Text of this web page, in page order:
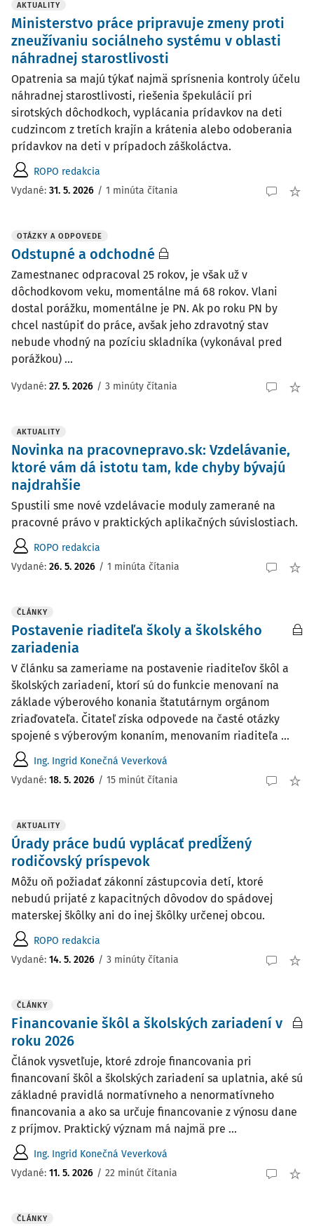
AKTUALITY
Ministerstvo práce pripravuje zmeny proti
zneužívaniu sociálneho systému v oblasti
náhradnej starostlivosti
Opatrenia sa majú týkať najmä sprísnenia kontroly účelu
náhradnej starostlivosti, riešenia špekulácií pri
sirotských dôchodkoch, vyplácania prídavkov na deti
cudzincom z tretích krajín a krátenia alebo odoberania
prídavkov na deti v prípadoch záškoláctva.
ROPO redakcia
Vydané: 31. 5. 2026 / 1 minúta čítania
OTÁZKY A ODPOVEDE
Odstupné a odchodné
Zamestnanec odpracoval 25 rokov, je však už v
dôchodkovom veku, momentálne má 68 rokov. Vlani
dostal porážku, momentálne je PN. Ak po roku PN by
chcel nastúpiť do práce, avšak jeho zdravotný stav
nebude vhodný na pozíciu skladníka (vykonával pred
porážkou) ...
Vydané: 27. 5. 2026 / 3 minúty čítania
AKTUALITY
Novinka na pracovnepravo.sk: Vzdelávanie,
ktoré vám dá istotu tam, kde chyby bývajú
najdrahšie
Spustili sme nové vzdelávacie moduly zamerané na
pracovné právo v praktických aplikačných súvislostiach.
ROPO redakcia
Vydané: 26. 5. 2026 / 1 minúta čítania
ČLÁNKY
Postavenie riaditeľa školy a školského
zariadenia
V článku sa zameriame na postavenie riaditeľov škôl a
školských zariadení, ktorí sú do funkcie menovaní na
základe výberového konania štatutárnym orgánom
zriaďovateľa. Čitateľ získa odpovede na časté otázky
spojené s výberovým konaním, menovaním riaditeľa ...
Ing. Ingrid Konečná Veverková
Vydané: 18. 5. 2026 / 15 minút čítania
AKTUALITY
Úrady práce budú vyplácať predĺžený
rodičovský príspevok
Môžu oň požiadať zákonní zástupcovia detí, ktoré
nebudú prijaté z kapacitných dôvodov do spádovej
materskej škôlky ani do inej škôlky určenej obcou.
ROPO redakcia
Vydané: 14. 5. 2026 / 3 minúty čítania
ČLÁNKY
Financovanie škôl a školských zariadení v
roku 2026
Článok vysvetľuje, ktoré zdroje financovania pri
financovaní škôl a školských zariadení sa uplatnia, aké sú
základné pravidlá normatívneho a nenormatívneho
financovania a ako sa určuje financovanie z výnosu dane
z príjmov. Praktický význam má najmä pre ...
Ing. Ingrid Konečná Veverková
Vydané: 11. 5. 2026 / 22 minút čítania
ČLÁNKY